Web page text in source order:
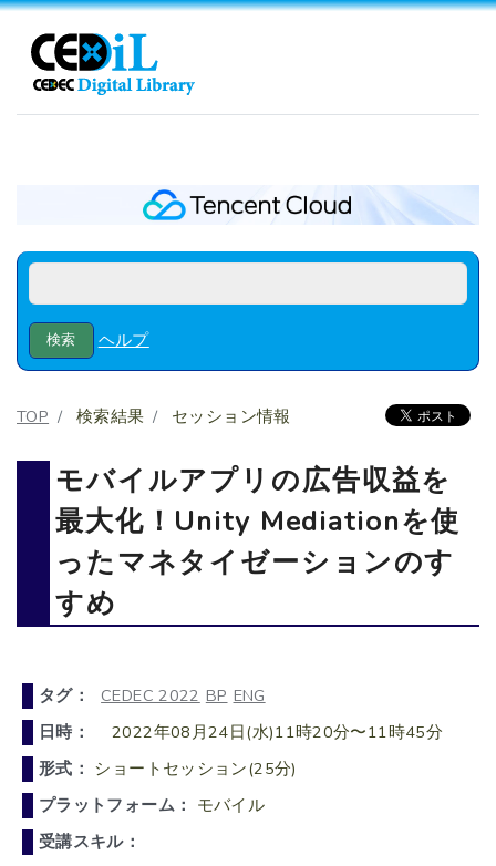
ヘルプ
TOP 検索結果 セッション情報
モバイルアプリの広告収益を
最大化！Unity Mediationを使
ったマネタイゼーションのす
すめ
タグ： CEDEC 2022 BP ENG
日時：
2022年08月24日(水)11時20分〜11時45分
形式： ショートセッション(25分)
プラットフォーム： モバイル
受講スキル：